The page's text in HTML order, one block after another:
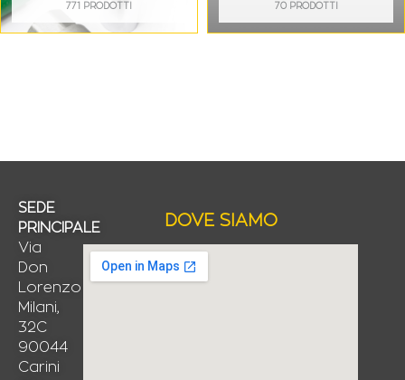
771 PRODOTTI 70 PRODOTTI
SEDE
PRINCIPALE
Via
Don
Lorenzo
Milani,
32C
90044
Carini
DOVE SIAMO